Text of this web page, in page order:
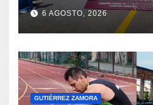
6 AGOSTO, 2026
GUTIÉRREZ ZAMORA